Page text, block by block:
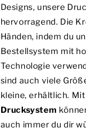
Designs, unsere
hervorragend. Die
Händen, indem du
Bestellsystem mit
Technologie
sind auch viele
kleine, erhältlich.
Drucksystem
auch immer du dir